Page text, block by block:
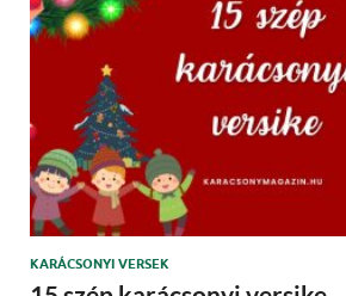
KARÁCSONYI VERSEK